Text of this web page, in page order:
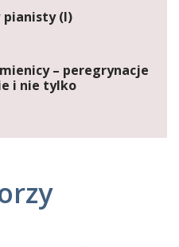
pianisty (I)
– peregrynacje
i nie tylko